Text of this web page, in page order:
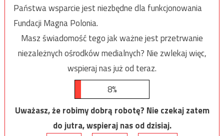
Państwa wsparcie jest niezbędne dla funkcjonowania
Fundacji Magna Polonia.
Masz świadomość tego jak ważne jest przetrwanie
niezależnych ośrodków medialnych? Nie zwlekaj więc,
wspieraj nas już od teraz.
8%
Uważasz, że robimy dobrą robotę? Nie czekaj zatem
do jutra, wspieraj nas od dzisiaj.